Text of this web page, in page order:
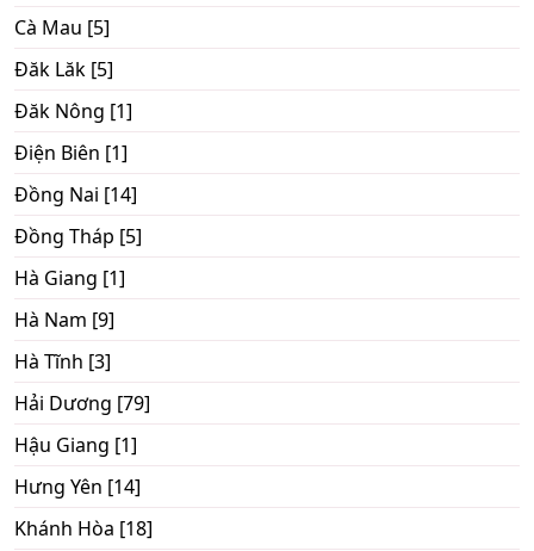
Cà Mau [5]
Đăk Lăk [5]
Đăk Nông [1]
Điện Biên [1]
Đồng Nai [14]
Đồng Tháp [5]
Hà Giang [1]
Hà Nam [9]
Hà Tĩnh [3]
Hải Dương [79]
Hậu Giang [1]
Hưng Yên [14]
Khánh Hòa [18]